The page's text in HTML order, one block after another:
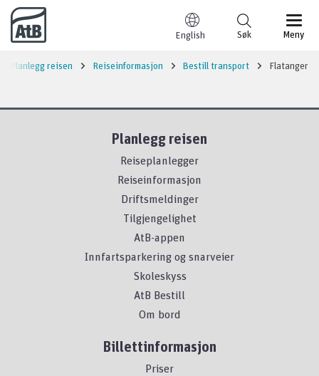
Til innhold
English Meny
Søk
Planlegg reisen Reiseinformasjon Bestill transport Flatanger
Planlegg reisen
Reiseplanlegger
Reiseinformasjon
Driftsmeldinger
Tilgjengelighet
AtB-appen
Innfartsparkering og snarveier
Skoleskyss
AtB Bestill
Om bord
Billettinformasjon
Priser